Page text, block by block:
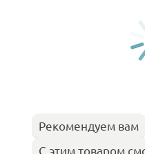
Рекомендуем вам
С этим товаром